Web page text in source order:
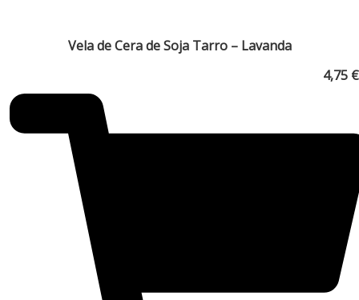
Vela de Cera de Soja Tarro – Lavanda
4,75 €